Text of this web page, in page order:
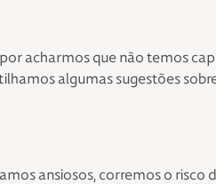
acharmos que não temos
algumas sugestões
ansiosos, corremos o risco